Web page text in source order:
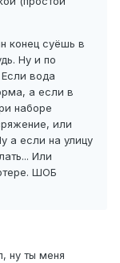
конец суёшь в
Ну и по
вода
а если в
наборе
или
а если на улицу
Или
ШОБ
ну ты меня